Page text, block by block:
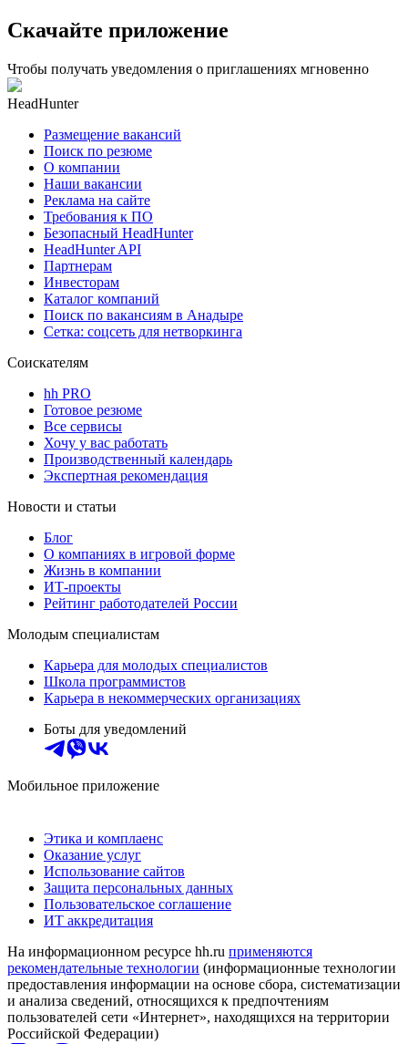
Скачайте приложение
Чтобы получать уведомления о приглашениях мгновенно
HeadHunter
Размещение вакансий
Поиск по резюме
О компании
Наши вакансии
Реклама на сайте
Требования к ПО
Безопасный HeadHunter
HeadHunter API
Партнерам
Инвесторам
Каталог компаний
Поиск по вакансиям в Анадыре
Сетка: соцсеть для нетворкинга
Соискателям
hh PRO
Готовое резюме
Все сервисы
Хочу у вас работать
Производственный календарь
Экспертная рекомендация
Новости и статьи
Блог
О компаниях в игровой форме
Жизнь в компании
ИТ-проекты
Рейтинг работодателей России
Молодым специалистам
Карьера для молодых специалистов
Школа программистов
Карьера в некоммерческих организациях
Боты для уведомлений
Мобильное приложение
Этика и комплаенс
Оказание услуг
Использование сайтов
Защита персональных данных
Пользовательское соглашение
ИТ аккредитация
На информационном ресурсе hh.ru применяются
рекомендательные технологии (информационные технологии
предоставления информации на основе сбора, систематизации
и анализа сведений, относящихся к предпочтениям
пользователей сети «Интернет», находящихся на территории
Российской Федерации)